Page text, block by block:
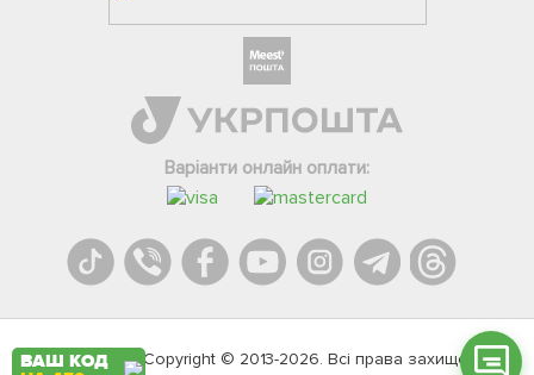
Варіанти онлайн оплати:
Agromarket.Copyright © 2013-2026. Всі права захищені
Телеграм
Вайбер
Онлайн чат
ВАШ КОД